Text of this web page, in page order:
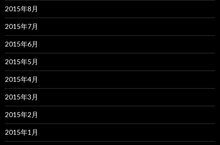
2015年8月
2015年7月
2015年6月
2015年5月
2015年4月
2015年3月
2015年2月
2015年1月